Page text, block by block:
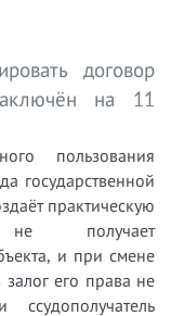
договор
на 11
пользования
государственной
практическую
не получает
и при смене
его права не